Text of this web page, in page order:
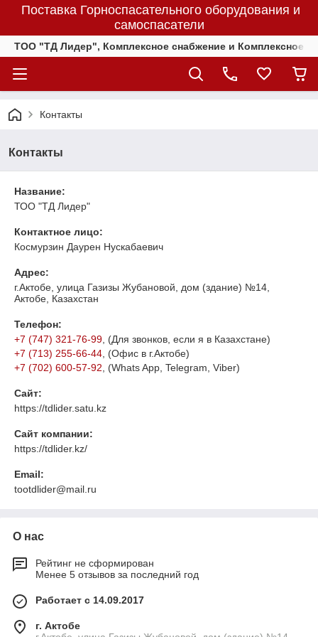
Поставка Горноспасательного оборудования и
самоспасатели
ТОО "ТД Лидер", Комплексное снабжение и Комплексное
Контакты
Контакты
Название:
ТОО "ТД Лидер"
Контактное лицо:
Космурзин Даурен Нускабаевич
Адрес:
г.Актобе, улица Газизы Жубановой, дом (здание) №14,
Актобе, Казахстан
Телефон:
+7 (747) 321-76-99 , (Для звонков, если я в Казахстане)
+7 (713) 255-66-44 , (Офис в г.Актобе)
+7 (702) 600-57-92 , (Whats App, Telegram, Viber)
Сайт:
https://tdlider.satu.kz
Сайт компании:
https://tdlider.kz/
Email:
tootdlider@mail.ru
О нас
Рейтинг не сформирован
Менее 5 отзывов за последний год
Работает с 14.09.2017
г. Актобе